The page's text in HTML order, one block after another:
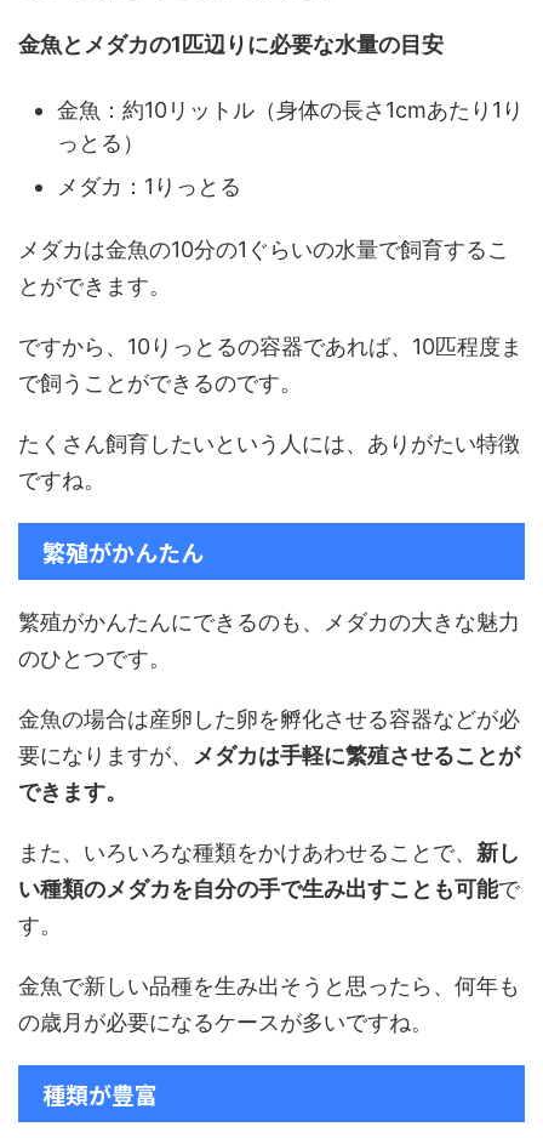
金魚とメダカの1匹辺りに必要な水量の目安
金魚：約10リットル（身体の長さ1cmあたり1り
っとる）
メダカ：1りっとる
メダカは金魚の10分の1ぐらいの水量で飼育するこ
とができます。
ですから、10りっとるの容器であれば、10匹程度ま
で飼うことができるのです。
たくさん飼育したいという人には、ありがたい特徴
ですね。
繁殖がかんたん
繁殖がかんたんにできるのも、メダカの大きな魅力
のひとつです。
金魚の場合は産卵した卵を孵化させる容器などが必
要になりますが、 メダカは手軽に繁殖させることが
できます。
また、いろいろな種類をかけあわせることで、 新し
い種類のメダカを自分の手で生み出すことも可能で
す。
金魚で新しい品種を生み出そうと思ったら、何年も
の歳月が必要になるケースが多いですね。
種類が豊富